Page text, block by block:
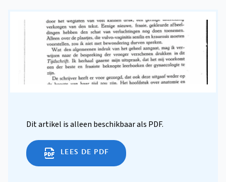
Dit artikel is alleen beschikbaar als PDF.
LEES DE PDF